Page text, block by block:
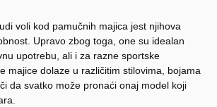
voli kod pamučnih majica jest njihova
Upravo zbog toga, one su idealan
upotrebu, ali i za razne sportske
majice dolaze u različitim stilovima, bojama
da svatko može pronaći onaj model koji